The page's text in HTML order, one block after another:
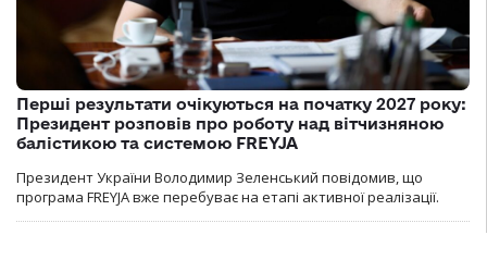
Перші результати очікуються на початку 2027 року:
Президент розповів про роботу над вітчизняною
балістикою та системою FREYJA
Президент України Володимир Зеленський повідомив, що
програма FREYJA вже перебуває на етапі активної реалізації.